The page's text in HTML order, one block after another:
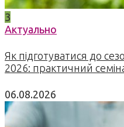
3
Актуально
Як підготуватися до
2026: практичний
06.08.2026